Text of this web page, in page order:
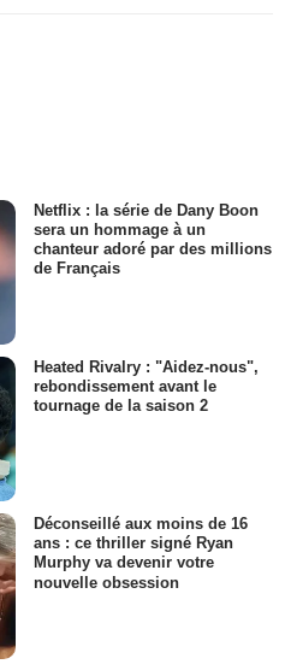
Netflix : la série de Dany Boon
sera un hommage à un
chanteur adoré par des millions
de Français
Heated Rivalry : "Aidez-nous",
rebondissement avant le
tournage de la saison 2
Déconseillé aux moins de 16
ans : ce thriller signé Ryan
Murphy va devenir votre
nouvelle obsession